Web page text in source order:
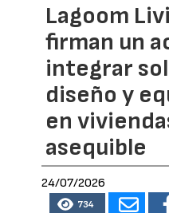
Lagoom
firman un
integrar
diseño y
en
asequible
24/07/2026
734